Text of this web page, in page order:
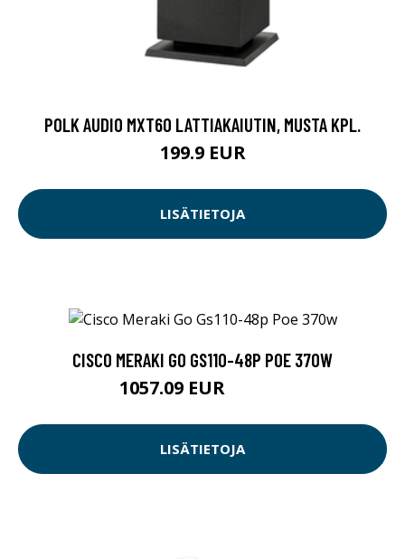
POLK AUDIO MXT60 LATTIAKAIUTIN, MUSTA KPL.
199.9 EUR
LISÄTIETOJA
CISCO MERAKI GO GS110-48P POE 370W
1057.09 EUR
LISÄTIETOJA